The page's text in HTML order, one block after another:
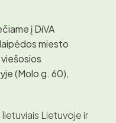
į DiVA
ėdos miesto
(Molo g. 60),
Lietuvoje ir